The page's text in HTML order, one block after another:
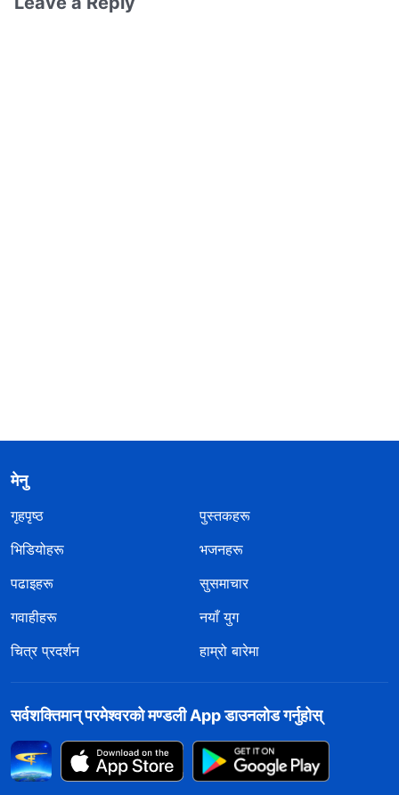
मेनु
गृहपृष्ठ
पुस्तकहरू
भिडियोहरू
भजनहरू
पढाइहरू
सुसमाचार
गवाहीहरू
नयाँ युग
चित्र प्रदर्शन
हाम्रो बारेमा
सर्वशक्तिमान्‌ परमेश्‍वरको मण्डली App डाउनलोड गर्नुहोस्